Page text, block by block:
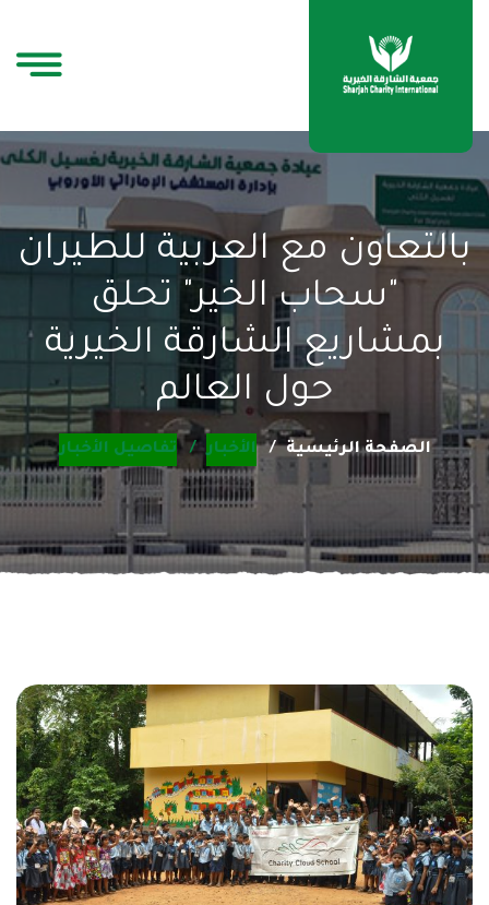
بالتعاون مع العربية للطيران
"سحاب الخير" تحلق
بمشاريع الشارقة الخيرية
حول العالم
الصفحة الرئيسية الأخبار تفاصيل الأخبار